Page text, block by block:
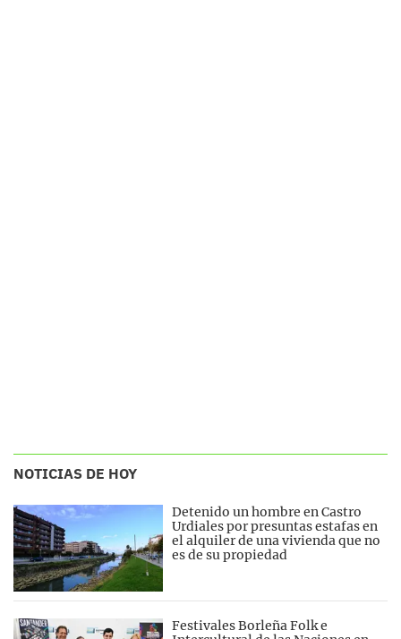
NOTICIAS DE HOY
Detenido un hombre en Castro
Urdiales por presuntas estafas en
el alquiler de una vivienda que no
es de su propiedad
Festivales Borleña Folk e